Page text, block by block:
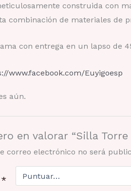
construida con
combinación de materiales de
con entrega en un lapso de
www.facebook.com/Euyigoesp
aún.
en valorar “Silla Torre
correo electrónico no será
*